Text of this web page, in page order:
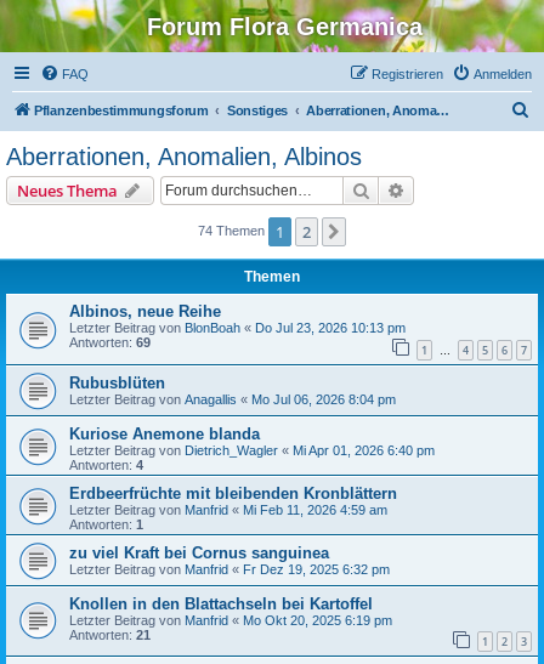
Forum Flora Germanica
FAQ Anmelden
Registrieren
Pflanzenbestimmungsforum Sonstiges Aberrationen, Anomalien, Albinos
Aberrationen, Anomalien, Albinos
Neues Thema Suche
74 Themen 1 2
Themen
Albinos, neue Reihe
Letzter Beitrag von BlonBoah « Do Jul 23, 2026 10:13 pm
Antworten: 69 1 … 4 5 6 7
Rubusblüten
Letzter Beitrag von Anagallis « Mo Jul 06, 2026 8:04 pm
Kuriose Anemone blanda
Letzter Beitrag von Dietrich_Wagler « Mi Apr 01, 2026 6:40 pm
Antworten: 4
Erdbeerfrüchte mit bleibenden Kronblättern
Letzter Beitrag von Manfrid « Mi Feb 11, 2026 4:59 am
Antworten: 1
zu viel Kraft bei Cornus sanguinea
Letzter Beitrag von Manfrid « Fr Dez 19, 2025 6:32 pm
Knollen in den Blattachseln bei Kartoffel
Letzter Beitrag von Manfrid « Mo Okt 20, 2025 6:19 pm
Antworten: 21 1 2 3